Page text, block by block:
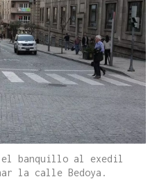
el banquillo al exedil
la calle Bedoya.